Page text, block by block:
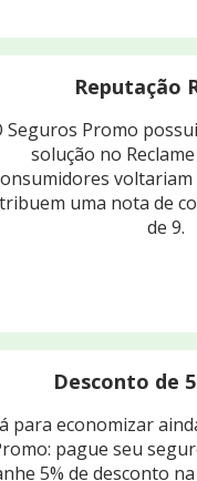
Reputação
Seguros Promo
solução no
uma nota de
de 9.
Desconto de
para economizar
pague seu
5% de desconto